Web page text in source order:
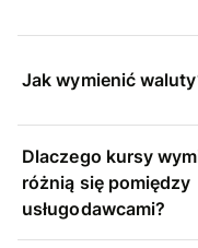
Jak wymienić
Dlaczego kursy
różnią się pomiędzy
usługodawcami?